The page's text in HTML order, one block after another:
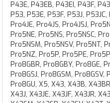
P43E, P43EB, P43EI, P43F,
P53, P53E, P53F, P53J,
Pro4JE, Pro4JS, Pro4JSJ,
Pro5NE, Pro5NS, Pro5NSC,
Pro5NSM, Pro5NSV, Pro5NT,
Pro5NZ, Pro5P, Pro5PE,
Pro8GBR, Pro8GBY, Pro8GE,
Pro8GSJ, Pro8GSM, Pro8GSV,
Pro8GU, X5, X43, X43B,
X43J, X43JE, X43JF, X43JR,